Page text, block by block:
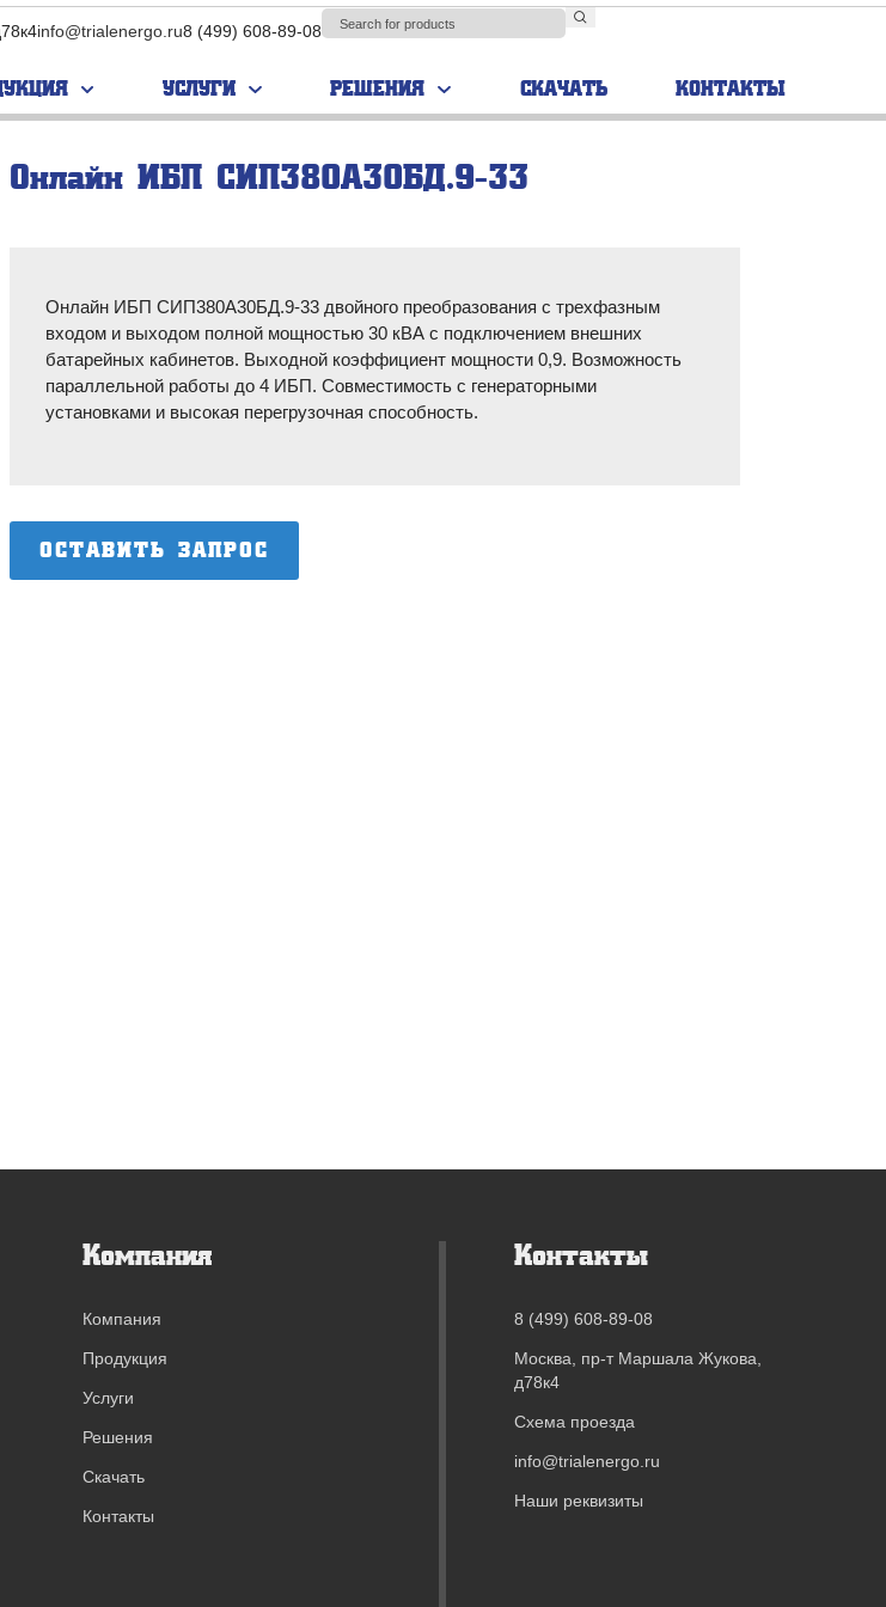
info@trialenergo.ru8 (499) 608-89-08
ИБП
EVADA
ные ИБП
Модульные ИБП
Промышленные
ИБП
TRIAL
УСЛУГИ РЕШЕНИЯ СКАЧАТЬ КОНТАКТЫ
Онлайн ИБП СИП380А30БД.9-33
Онлайн ИБП СИП380А30БД.9-33 двойного преобразования с трехфазным
входом и выходом полной мощностью 30 кВА с подключением внешних
батарейных кабинетов. Выходной коэффициент мощности 0,9. Возможность
параллельной работы до 4 ИБП. Совместимость с генераторными
установками и высокая перегрузочная способность.
ОСТАВИТЬ ЗАПРОС
Компания
Компания
Продукция
Услуги
Решения
Скачать
Контакты
Контакты
8 (499) 608-89-08
Москва, пр-т Маршала Жукова,
д78к4
Схема проезда
info@trialenergo.ru
Наши реквизиты